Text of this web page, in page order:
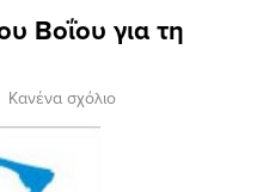
Βοΐου για τη
Κανένα σχόλιο